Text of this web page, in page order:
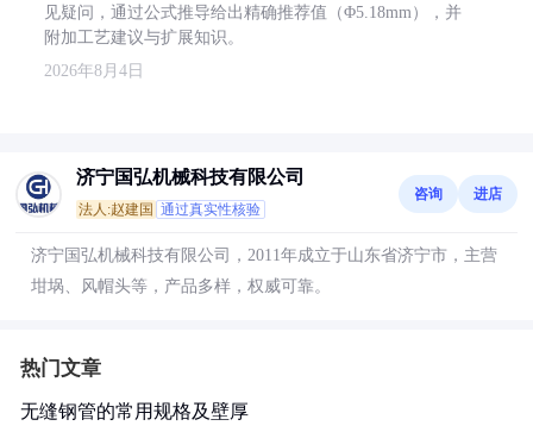
见疑问，通过公式推导给出精确推荐值（Φ5.18mm），并
附加工艺建议与扩展知识。
2026年8月4日
济宁国弘机械科技有限公司
法人:赵建国 通过真实性核验
咨询 进店
济宁国弘机械科技有限公司，2011年成立于山东省济宁市，主营
坩埚、风帽头等，产品多样，权威可靠。
热门文章
无缝钢管的常用规格及壁厚